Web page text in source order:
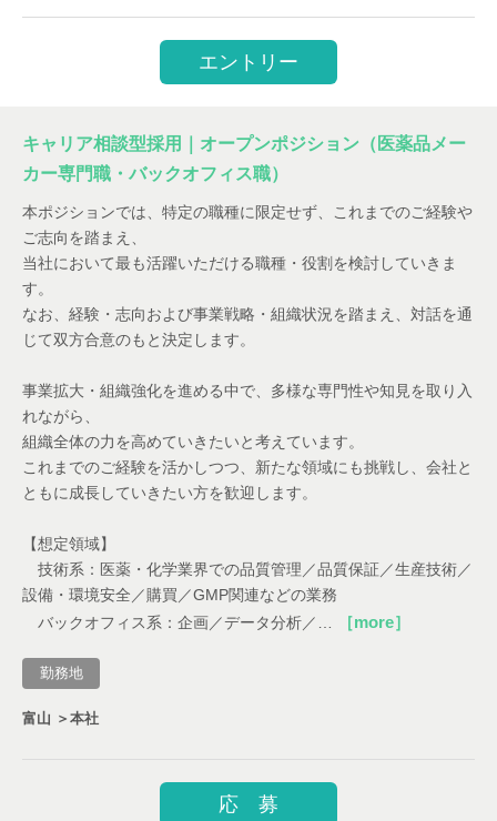
エントリー
キャリア相談型採用｜オープンポジション（医薬品メー
カー専門職・バックオフィス職）
本ポジションでは、特定の職種に限定せず、これまでのご経験や
ご志向を踏まえ、
当社において最も活躍いただける職種・役割を検討していきま
す。
なお、経験・志向および事業戦略・組織状況を踏まえ、対話を通
じて双方合意のもと決定します。
事業拡大・組織強化を進める中で、多様な専門性や知見を取り入
れながら、
組織全体の力を高めていきたいと考えています。
これまでのご経験を活かしつつ、新たな領域にも挑戦し、会社と
ともに成長していきたい方を歓迎します。
【想定領域】
技術系：医薬・化学業界での品質管理／品質保証／生産技術／
設備・環境安全／購買／GMP関連などの業務
バックオフィス系：企画／データ分析／…
［more］
勤務地
富山 ＞本社
応 募